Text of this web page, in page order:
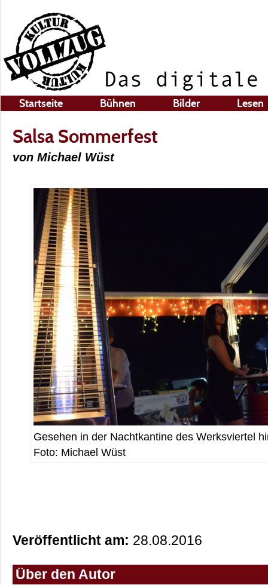
Startseite Bühnen Bilder Lesen
Salsa Sommerfest
von Michael Wüst
Gesehen in der Nachtkantine des Werksviertel
Foto: Michael Wüst
Veröffentlicht am: 28.08.2016
Über den Autor